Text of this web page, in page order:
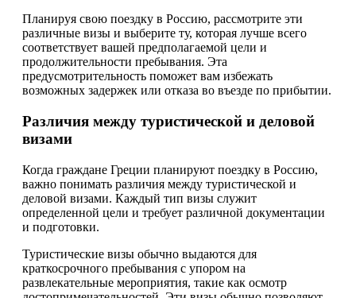
Планируя свою поездку в Россию, рассмотрите эти
различные визы и выберите ту, которая лучше всего
соответствует вашей предполагаемой цели и
продолжительности пребывания. Эта
предусмотрительность поможет вам избежать
возможных задержек или отказа во въезде по прибытии.
Различия между туристической и деловой
визами
Когда граждане Греции планируют поездку в Россию,
важно понимать различия между туристической и
деловой визами. Каждый тип визы служит
определенной цели и требует различной документации
и подготовки.
Туристические визы обычно выдаются для
краткосрочного пребывания с упором на
развлекательные мероприятия, такие как осмотр